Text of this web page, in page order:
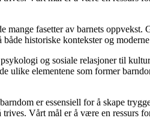
fasetter av barnets
historiske kontekster og
og sosiale relasjoner til
ulike elementene som former
er essensiell for å skape
Vårt mål er å være en ressurs